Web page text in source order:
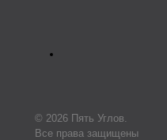
© 2026 Пять Углов.
Все права защищены